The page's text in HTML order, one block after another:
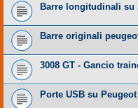
Barre longitudinali su
Barre originali
3008 GT - Gancio
Porte USB su Peugeot